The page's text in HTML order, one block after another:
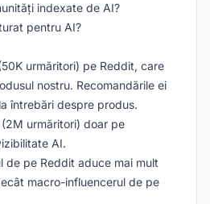
indexate de AI?
pentru AI?
urmăritori) pe Reddit, care
nostru. Recomandările ei
întrebări despre produs.
urmăritori) doar pe
AI.
de pe Reddit aduce mai mult
macro-influencerul de pe